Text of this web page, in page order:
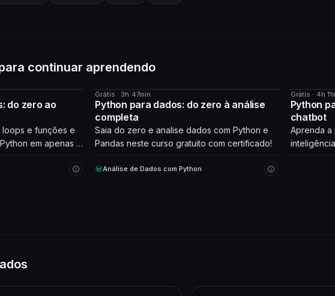
continuar aprendendo
do zero ao
e funções e
em apenas 2
CURSO
Grátis · 3h 47min
Python para dados: do zero à análise
completa
Saia do zero e analise dados com Python e
Pandas neste curso gratuito com certificado!
Análise de Dados com Python
CURSO
Grátis · 4h
Python
chatbot
Aprenda a